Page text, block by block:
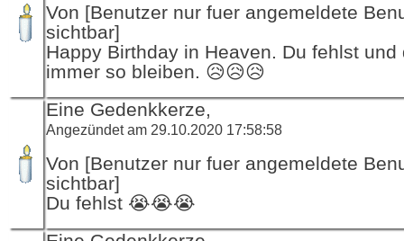
Von [Benutzer nur fuer angemeldete
sichtbar]
Happy Birthday in Heaven. Du fehlst und
immer so bleiben. 😥😥😥
Eine Gedenkkerze,
Angezündet am 29.10.2020 17:58:58
Von [Benutzer nur fuer angemeldete
sichtbar]
Du fehlst 😭😭😭